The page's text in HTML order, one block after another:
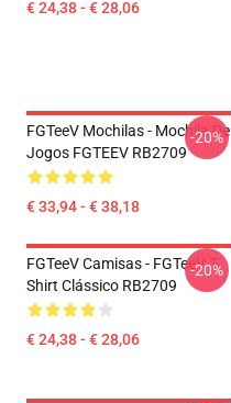
€ 24,38 - € 28,06
FGTeeV Mochilas - Mochila De
Jogos FGTEEV RB2709
€ 33,94 - € 38,18
-20%
FGTeeV Camisas - FGTeeV T-
Shirt Clássico RB2709
€ 24,38 - € 28,06
-20%